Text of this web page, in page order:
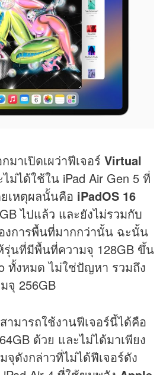
มาเปิดเผว่าฟีเจอร์ Virtual
ไม่ได้ใช้ใน iPad Air Gen 5 ที่
เหตุผลนั้นคือ iPadOS 16
ไปแล้ว และยังไม่รวมกับ
งการพื้นที่มากกว่านั้น ฉะนั้น
รุ่นที่มีพื้นที่ความจุ 128GB ขึ้น
ทั้งหมด ไม่ใช่ปัญหา รวมถึง
จุ 256GB
ามารถใช้งานฟีเจอร์นี้ได้คือ
ด้วย และไม่ได้มาเพียง
จุดังกล่าวที่ไม่ได้ฟีเจอร์ดัง